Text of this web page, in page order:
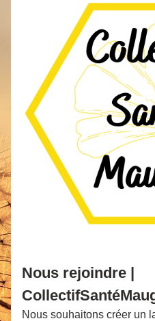
Nous rejoindre |
Nous souhaitons créer un